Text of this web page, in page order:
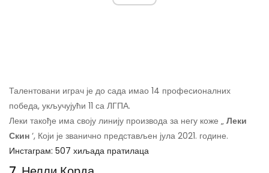
Талентовани играч је до сада имао 14 професионалних
победа, укључујући 11 са ЛГПА.
Леки такође има своју линију производа за негу коже „ Леки
Скин ‘, Који је званично представљен јула 2021. године.
Инстаграм: 507 хиљада пратилаца